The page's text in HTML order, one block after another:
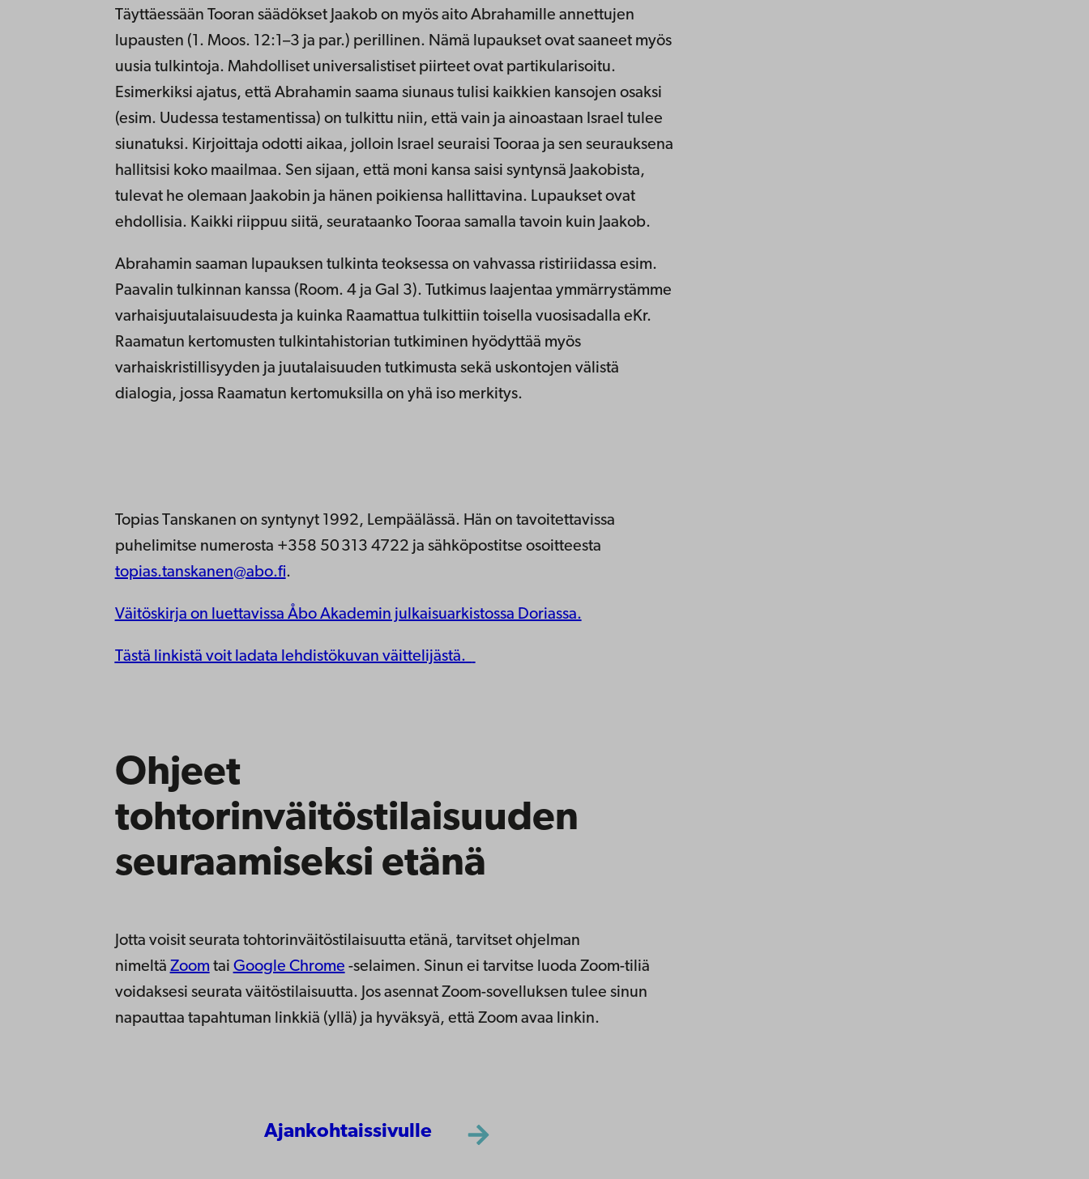
Täyttäessään Tooran säädökset Jaakob on myös aito Abrahamille annettujen
lupausten (1. Moos. 12:1–3 ja par.) perillinen. Nämä lupaukset ovat saaneet myös
uusia tulkintoja. Mahdolliset universalistiset piirteet ovat partikularisoitu.
Esimerkiksi ajatus, että Abrahamin saama siunaus tulisi kaikkien kansojen osaksi
(esim. Uudessa testamentissa) on tulkittu niin, että vain ja ainoastaan Israel tulee
siunatuksi. Kirjoittaja odotti aikaa, jolloin Israel seuraisi Tooraa ja sen seurauksena
hallitsisi koko maailmaa. Sen sijaan, että moni kansa saisi syntynsä Jaakobista,
tulevat he olemaan Jaakobin ja hänen poikiensa hallittavina. Lupaukset ovat
ehdollisia. Kaikki riippuu siitä, seurataanko Tooraa samalla tavoin kuin Jaakob.
Abrahamin saaman lupauksen tulkinta teoksessa on vahvassa ristiriidassa esim.
Paavalin tulkinnan kanssa (Room. 4 ja Gal 3). Tutkimus laajentaa ymmärrystämme
varhaisjuutalaisuudesta ja kuinka Raamattua tulkittiin toisella vuosisadalla eKr.
Raamatun kertomusten tulkintahistorian tutkiminen hyödyttää myös
varhaiskristillisyyden ja juutalaisuuden tutkimusta sekä uskontojen välistä
dialogia, jossa Raamatun kertomuksilla on yhä iso merkitys.
Topias Tanskanen on syntynyt 1992, Lempäälässä. Hän on tavoitettavissa
puhelimitse numerosta +358 50 313 4722 ja sähköpostitse osoitteesta
topias.tanskanen@abo.fi.
Väitöskirja on luettavissa Åbo Akademin julkaisuarkistossa Doriassa.
Tästä linkistä voit ladata lehdistökuvan väittelijästä.
Ohjeet
tohtorinväitöstilaisuuden
seuraamiseksi etänä
Jotta voisit seurata tohtorinväitöstilaisuutta etänä, tarvitset ohjelman
nimeltä Zoom tai Google Chrome -selaimen. Sinun ei tarvitse luoda Zoom-tiliä
voidaksesi seurata väitöstilaisuutta. Jos asennat Zoom-sovelluksen tulee sinun
napauttaa tapahtuman linkkiä (yllä) ja hyväksyä, että Zoom avaa linkin.
Ajankohtaissivulle